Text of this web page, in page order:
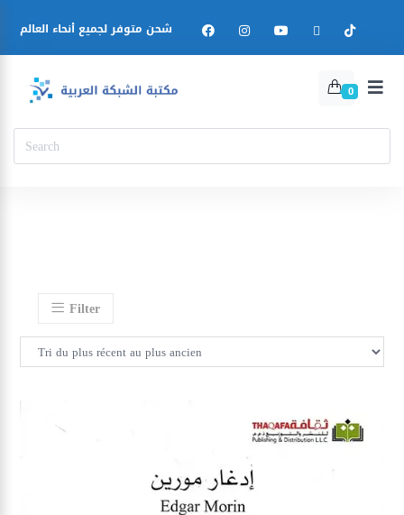
شحن متوفر لجميع أنحاء العالم
0
Filter